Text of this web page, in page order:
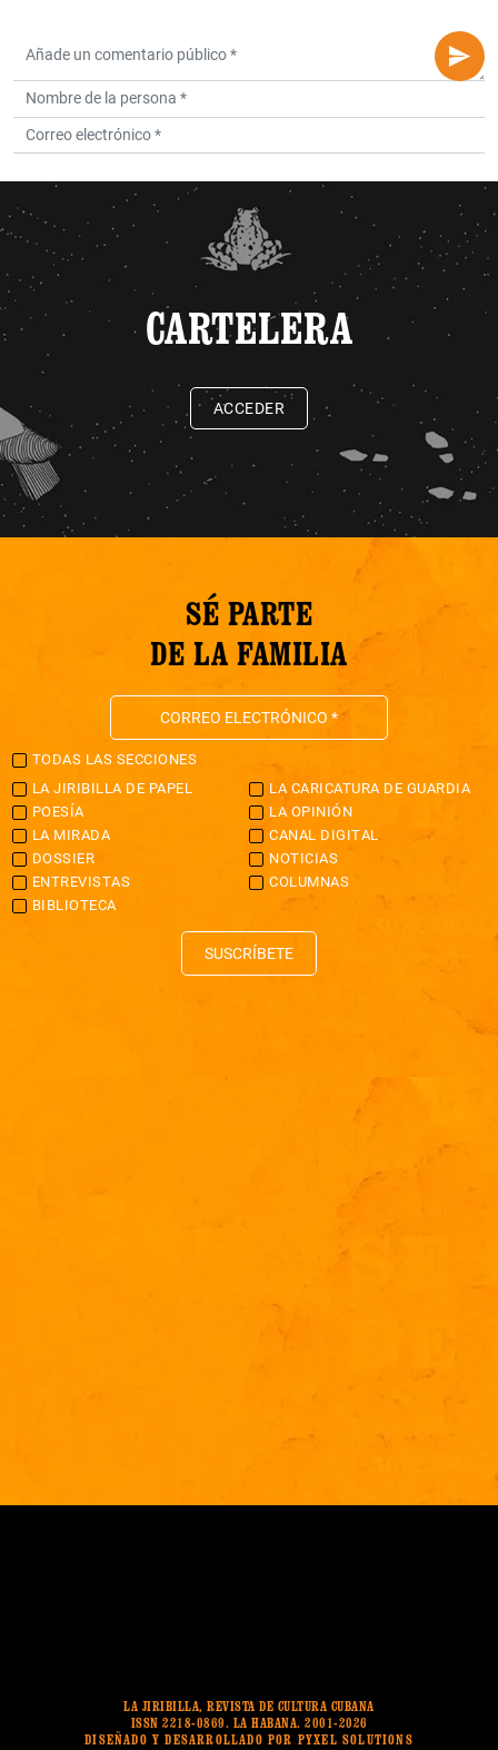
CARTELERA
ACCEDER
SÉ PARTE
DE LA FAMILIA
TODAS LAS SECCIONES
LA JIRIBILLA DE PAPEL
LA CARICATURA DE GUARDIA
POESÍA
LA OPINIÓN
LA MIRADA
CANAL DIGITAL
DOSSIER
NOTICIAS
ENTREVISTAS
COLUMNAS
BIBLIOTECA
SUSCRÍBETE
LA JIRIBILLA, REVISTA DE CULTURA CUBANA
ISSN 2218-0869. LA HABANA. 2001-2026
DISEÑADO Y DESARROLLADO POR PYXEL SOLUTIONS